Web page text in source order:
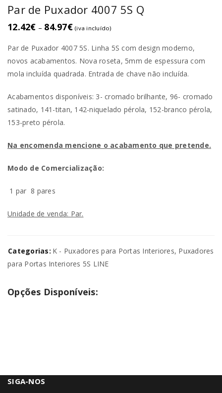
Par de Puxador 4007 5S Q
12.42€ – 84.97€ (iva incluído)
Par de Puxador 4007 5S. Linha 5S com design moderno,
novos acabamentos. Nova roseta, 5mm de espessura com
mola incluída quadrada. Entrada de chave não incluída.
Acabamentos disponíveis: 3- cromado brilhante, 96- cromado
satinado, 141-titan, 142-niquelado pérola, 152-branco pérola,
153-preto pérola.
Na encomenda mencione o acabamento que pretende.
Modo de Comercialização:
1 par 8 pares
Unidade de venda: Par.
Categorias: K - Puxadores para Portas Interiores, Puxadores
para Portas Interiores 5S LINE
Opções Disponíveis:
SIGA-NOS